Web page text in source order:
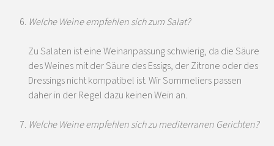
Welche Weine empfehlen sich zum Salat?
Zu Salaten ist eine Weinanpassung schwierig, da die Säure
des Weines mit der Säure des Essigs, der Zitrone oder des
Dressings nicht kompatibel ist. Wir Sommeliers passen
daher in der Regel dazu keinen Wein an.
Welche Weine empfehlen sich zu mediterranen Gerichten?